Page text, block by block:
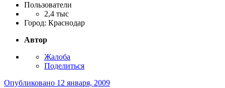
Пользователи
2,4 тыс
Город: Краснодар
Автор
Жалоба
Поделиться
Опубликовано 12 января, 2009